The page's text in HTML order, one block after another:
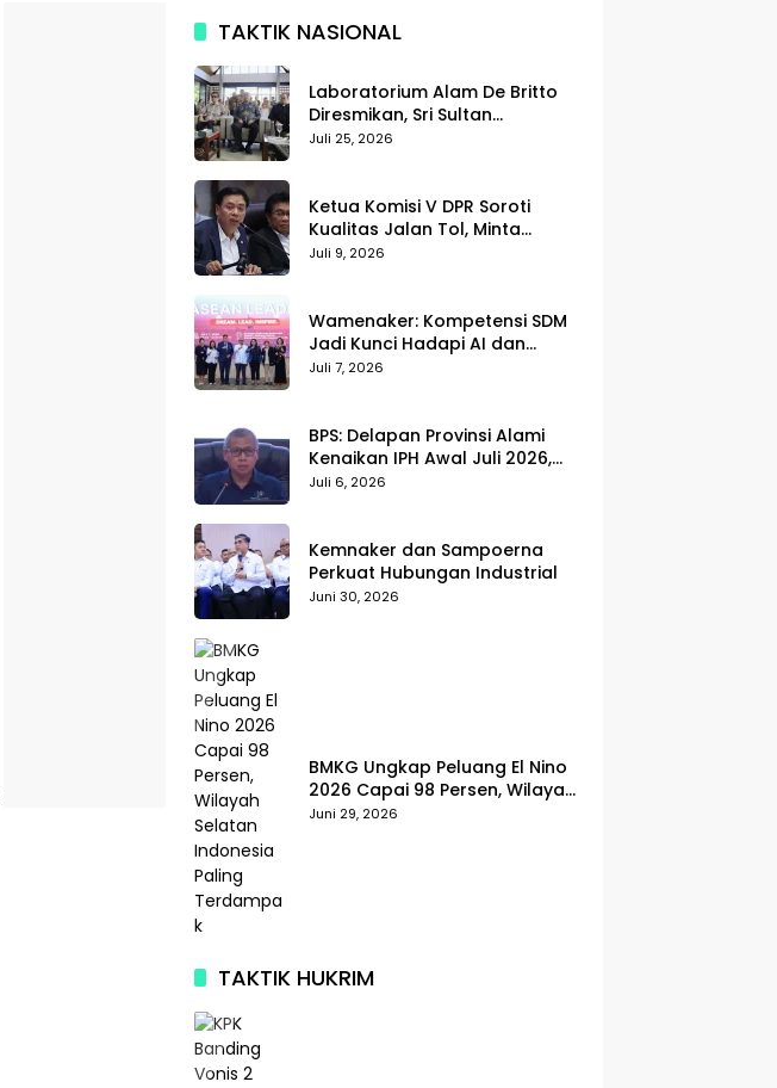
TAKTIK NASIONAL
Laboratorium Alam De Britto
Diresmikan, Sri Sultan
Tegaskan Pendidikan Harus
Juli 25, 2026
Ketua Komisi V DPR Soroti
Kualitas Jalan Tol, Minta
Standar Pelayanan Diperketat
Juli 9, 2026
Wamenaker: Kompetensi SDM
Jadi Kunci Hadapi AI dan
Transformasi Dunia Kerja
Juli 7, 2026
BPS: Delapan Provinsi Alami
Kenaikan IPH Awal Juli 2026,
Cabai Merah dan Beras Jadi
Juli 6, 2026
Kemnaker dan Sampoerna
Perkuat Hubungan Industrial
Juni 30, 2026
BMKG Ungkap Peluang El Nino
2026 Capai 98 Persen, Wilayah
Selatan Indonesia Paling
Juni 29, 2026
TAKTIK HUKRIM